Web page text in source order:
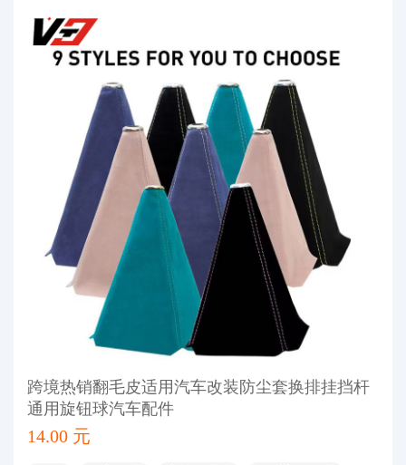
跨境热销翻毛皮适用汽车改装防尘套换排挂挡杆
通用旋钮球汽车配件
14.00 元